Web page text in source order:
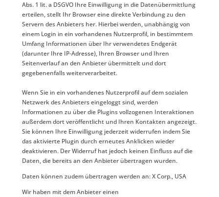
Abs. 1 lit. a DSGVO Ihre Einwilligung in die Datenübermittlung
erteilen, stellt Ihr Browser eine direkte Verbindung zu den
Servern des Anbieters her. Hierbei werden, unabhängig von
einem Login in ein vorhandenes Nutzerprofil, in bestimmtem
Umfang Informationen über Ihr verwendetes Endgerät
(darunter Ihre IP-Adresse), Ihren Browser und Ihren
Seitenverlauf an den Anbieter übermittelt und dort
gegebenenfalls weiterverarbeitet.
Wenn Sie in ein vorhandenes Nutzerprofil auf dem sozialen
Netzwerk des Anbieters eingeloggt sind, werden
Informationen zu über die Plugins vollzogenen Interaktionen
außerdem dort veröffentlicht und Ihren Kontakten angezeigt.
Sie können Ihre Einwilligung jederzeit widerrufen indem Sie
das aktivierte Plugin durch erneutes Anklicken wieder
deaktivieren. Der Widerruf hat jedoch keinen Einfluss auf die
Daten, die bereits an den Anbieter übertragen wurden.
Daten können zudem übertragen werden an: X Corp., USA
Wir haben mit dem Anbieter einen